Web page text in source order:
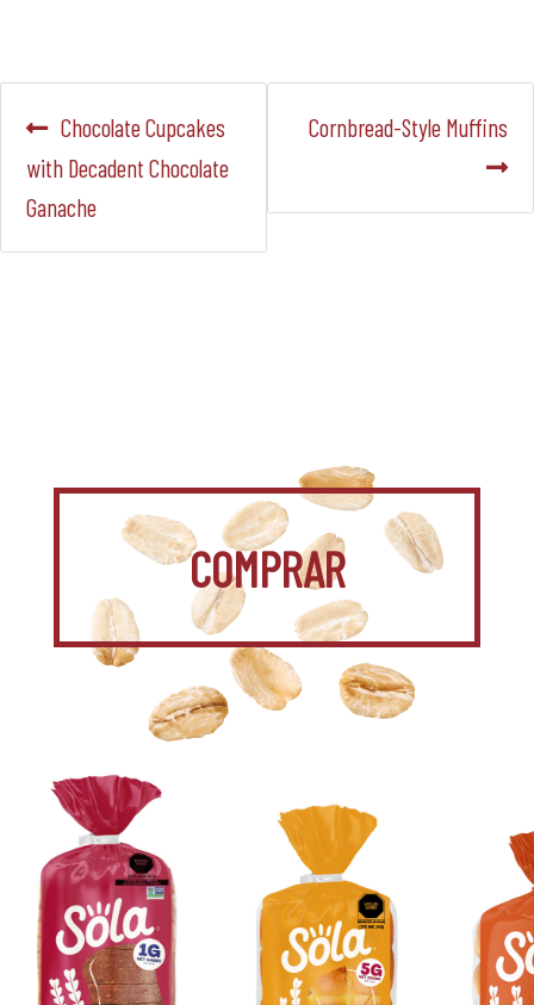
Navegación
de
entradas
Anterior:
Chocolate Cupcakes
with Decadent Chocolate
Ganache
Siguiente:
Cornbread-Style Muffins
COMPRAR